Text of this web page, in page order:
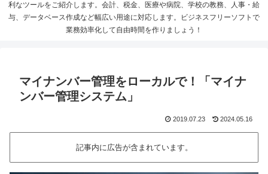
利なツールをご紹介します。会計、税金、医療や病院、学校の教務、人事・給
与、データベース作成など幅広い用途に対応します。ビジネスフリーソフトで
業務効率化して自由時間を作りましょう！
マイナンバー管理をローカルで！「マイナ
ンバー管理システム」
2019.07.23 2024.05.16
記事内に広告が含まれています。